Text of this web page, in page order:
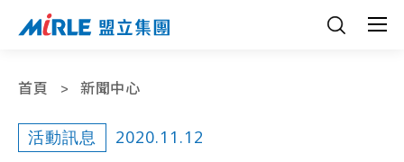
首頁 新聞中心
活動訊息 2020.11.12